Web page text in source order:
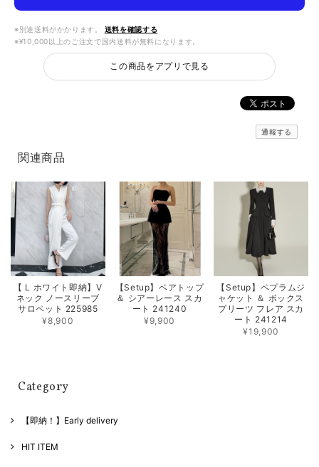
※別途送料がかかります。
送料を確認する
※¥10,000以上のご注文で国内送料が無料になります。
この商品をアプリで見る
通報する
関連商品
【 L ホワイト即納】V
ネック ノースリーブ
サロペット 225985
¥8,900
【Setup】ベアトップ
＆ シアーレース スカ
ート 241240
¥9,900
【Setup】ペプラムジ
ャケット ＆ ボックス
プリーツ フレア スカ
ート 241214
¥19,900
Category
【即納！】Early delivery
HIT ITEM